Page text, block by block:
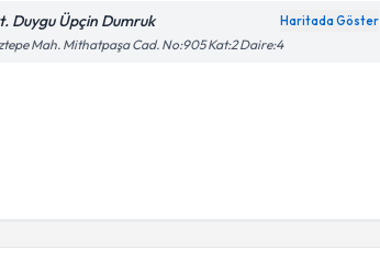
Duygu Üpçin Dumruk Haritada Göster
Mah. Mithatpaşa Cad. No:905 Kat:2 Daire:4